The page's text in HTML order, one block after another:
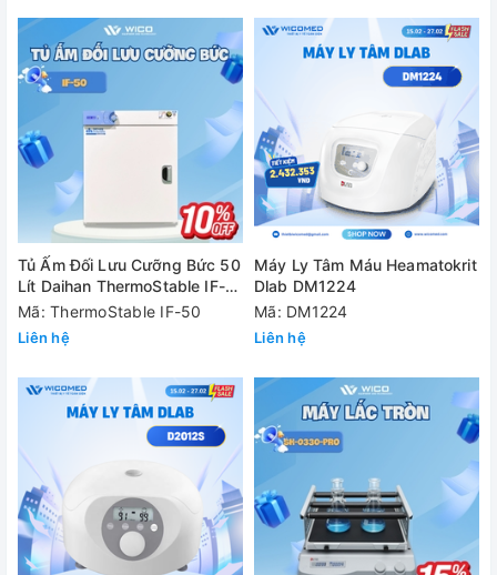
Tủ Ấm Đối Lưu Cưỡng Bức 50
Lít Daihan ThermoStable IF-
50
Mã: ThermoStable IF-50
Liên hệ
Máy Ly Tâm Máu Heamatokrit
Dlab DM1224
Mã: DM1224
Liên hệ